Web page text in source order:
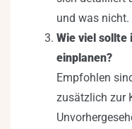
und was nicht.
Wie viel sollte
einplanen?
Empfohlen
zusätzlich zur